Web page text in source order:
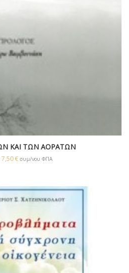
ΚΑΙ ΤΩΝ ΑΟΡΑΤΩΝ
7,50€ συμ/νου ΦΠΑ